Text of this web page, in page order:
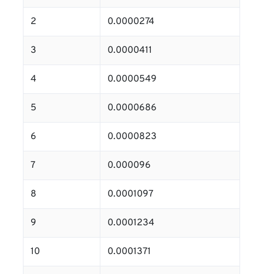
2 0.0000274
3 0.0000411
4 0.0000549
5 0.0000686
6 0.0000823
7 0.000096
8 0.0001097
9 0.0001234
10 0.0001371